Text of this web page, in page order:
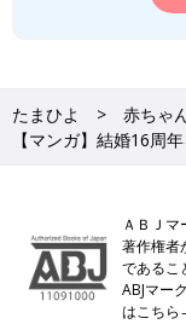
たまひよ 赤ちゃ
【マンガ】結婚16周
ＡＢＪマ
著作権者
であるこ
ABJマー
はこち